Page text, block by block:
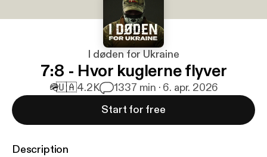
I døden for Ukraine
7:8 - Hvor kuglerne flyver
🪖🇺🇦4.2K 1337 min · 6. apr. 2026
Start for free
Description